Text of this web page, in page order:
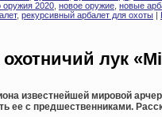
оружия 2020 новое оружие новые
, рекурсивный арбалет для охоты
лук
известнейшей мировой
ее с предшественниками.